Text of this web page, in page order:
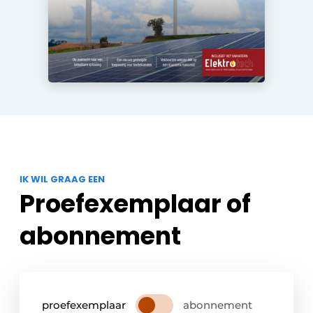
IK WIL GRAAG EEN
Proefexemplaar of
abonnement
proefexemplaar abonnement